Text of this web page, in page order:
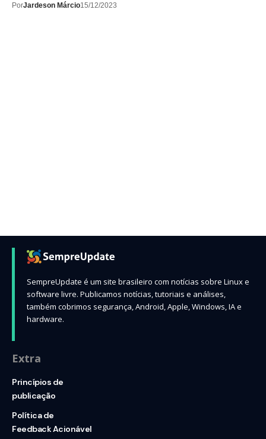
PorJardeson Márcio15/12/2023
SempreUpdate é um site brasileiro com notícias sobre Linux e
software livre. Publicamos notícias, tutoriais e análises,
também cobrimos segurança, Android, Apple, Windows, IA e
hardware.
Extra
Princípios de
publicação
Política de
Feedback Acionável